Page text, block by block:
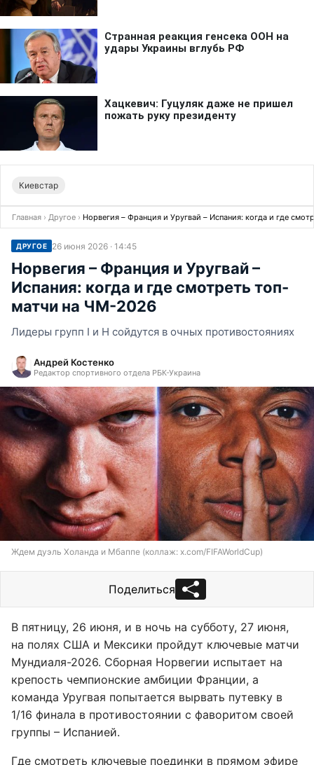
Киевстар
Главная › Другое › Норвегия – Франция и Уругвай – Испания: когда и где
ДРУГОЕ 26 июня 2026 · 14:45
Норвегия – Франция и Уругвай –
Испания: когда и где смотреть топ-
матчи на ЧМ-2026
Лидеры групп I и H сойдутся в очных противостояниях
Андрей Костенко
Редактор спортивного отдела РБК-Украина
Ждем дуэль Холанда и Мбаппе (коллаж: x.com/FIFAWorldCup)
Поделиться
В пятницу, 26 июня, и в ночь на субботу, 27 июня,
на полях США и Мексики пройдут ключевые матчи
Мундиаля-2026. Сборная Норвегии испытает на
крепость чемпионские амбиции Франции, а
команда Уругвая попытается вырвать путевку в
1/16 финала в противостоянии с фаворитом своей
группы – Испанией.
Где смотреть ключевые поединки в прямом эфире